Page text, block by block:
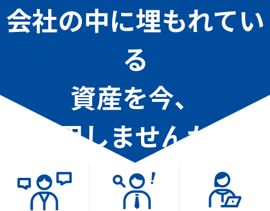
会社の中に埋もれてい
る
資産を今、
活用しませんか？